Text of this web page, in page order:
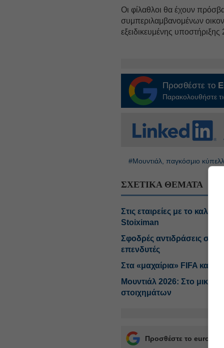
Οι φίλαθλοι θα έχουν
συμπεριλαμβανομένων
εξειδικευμένης
Προσθέστε το
Παρακολουθήστε
#Μουντιάλ, παγκόσμιο
ΣΧΕΤΙΚΑ ΘΕΜΑΤΑ
Στις εταιρείες με το
Stoiximan
Σφοδρές αντιδράσεις στο
επενδυτές
Στα «μαχαίρια» FIFA και
Μουντιάλ 2026: Στο
στοιχημάτων
Προσθέστε το